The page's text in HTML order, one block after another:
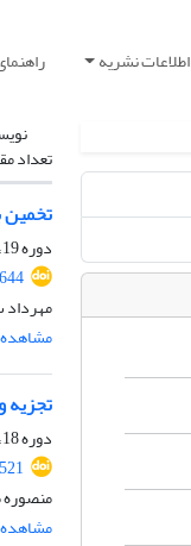
اطلاعات نشریه
تعداد
تخمین
دوره 19، شماره 4، مهر و آبان 1404، صفحه
مهرداد
مشاهده
تجزیه
دوره 18، شماره 1، فروردین و اردیبهشت 1403، صفحه
منصوره
مشاهده